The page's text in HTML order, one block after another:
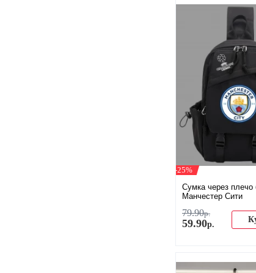
-25%
Сумка через плечо
Манчестер Сити
79.90р.
59.90р.